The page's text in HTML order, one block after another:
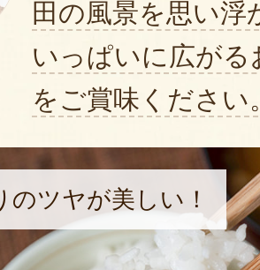
田の風景を思い浮
いっぱいに広が
をご賞味ください
のツヤが美しい！